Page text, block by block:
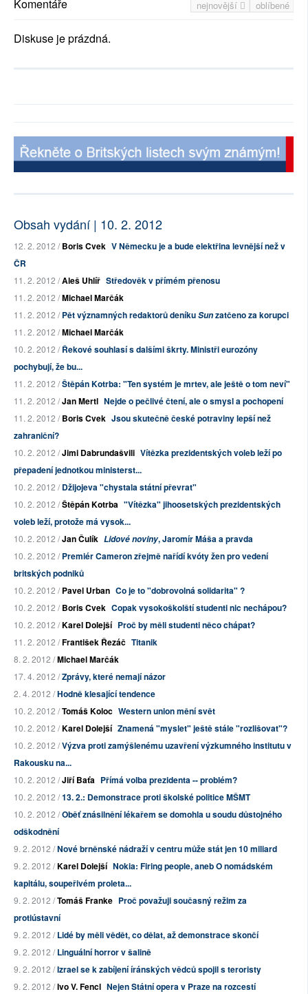
nejnovější oblíbené
Komentáře
Diskuse je prázdná.
Obsah vydání | 10. 2. 2012
12. 2. 2012 /Boris Cvek V Německu je a bude elektřina levnější než v
ČR
11. 2. 2012 /Aleš Uhlíř Středověk v přímém přenosu
11. 2. 2012 /Michael Marčák
11. 2. 2012 /Pět významných redaktorů deníkuSunzatčeno za korupci
11. 2. 2012 /Michael Marčák
10. 2. 2012 /Řekové souhlasí s dalšími škrty. Ministři eurozóny
pochybují, že bu...
11. 2. 2012 /Štěpán Kotrba: "Ten systém je mrtev, ale ještě o tom neví"
11. 2. 2012 /Jan Mertl Nejde o pečlivé čtení, ale o smysl a pochopení
11. 2. 2012 /Boris Cvek Jsou skutečně české potraviny lepší než
zahraniční?
10. 2. 2012 /Jimi Dabrundašvili Vítězka prezidentských voleb leží po
přepadení jednotkou ministerst...
10. 2. 2012 /Džijojeva "chystala státní převrat"
10. 2. 2012 /Štěpán Kotrba "Vítězka" jihoosetských prezidentských
voleb leží, protože má vysok...
10. 2. 2012 /Jan Čulík Lidové noviny, Jaromír Máša a pravda
10. 2. 2012 /Premiér Cameron zřejmě nařídí kvóty žen pro vedení
britských podniků
10. 2. 2012 /Pavel Urban Co je to "dobrovolná solidarita" ?
10. 2. 2012 /Boris Cvek Copak vysokoškolští studenti nic nechápou?
10. 2. 2012 /Karel Dolejší Proč by měli studenti něco chápat?
11. 2. 2012 /František Řezáč Titanik
8. 2. 2012 /Michael Marčák
17. 4. 2012 /Zprávy, které nemají názor
2. 4. 2012 /Hodně klesající tendence
10. 2. 2012 /Tomáš Koloc Western union mění svět
10. 2. 2012 /Karel Dolejší Znamená "myslet" ještě stále "rozlišovat"?
10. 2. 2012 /Výzva proti zamýšlenému uzavření výzkumného institutu v
Rakousku na...
10. 2. 2012 /Jiří Baťa Přímá volba prezidenta -- problém?
10. 2. 2012 /13. 2.: Demonstrace proti školské politice MŠMT
10. 2. 2012 /Oběť znásilnění lékařem se domohla u soudu důstojného
odškodnění
9. 2. 2012 /Nové brněnské nádraží v centru může stát jen 10 miliard
9. 2. 2012 /Karel Dolejší Nokia: Firing people, aneb O nomádském
kapitálu, soupeřivém proleta...
9. 2. 2012 /Tomáš Franke Proč považuji současný režim za
protiústavní
9. 2. 2012 /Lidé by měli vědět, co dělat, až demonstrace skončí
9. 2. 2012 /Linguální horror v šalině
9. 2. 2012 /Izrael se k zabíjení íránských vědců spojil s teroristy
9. 2. 2012 /Ivo V. Fencl Nejen Státní opera v Praze na rozcestí